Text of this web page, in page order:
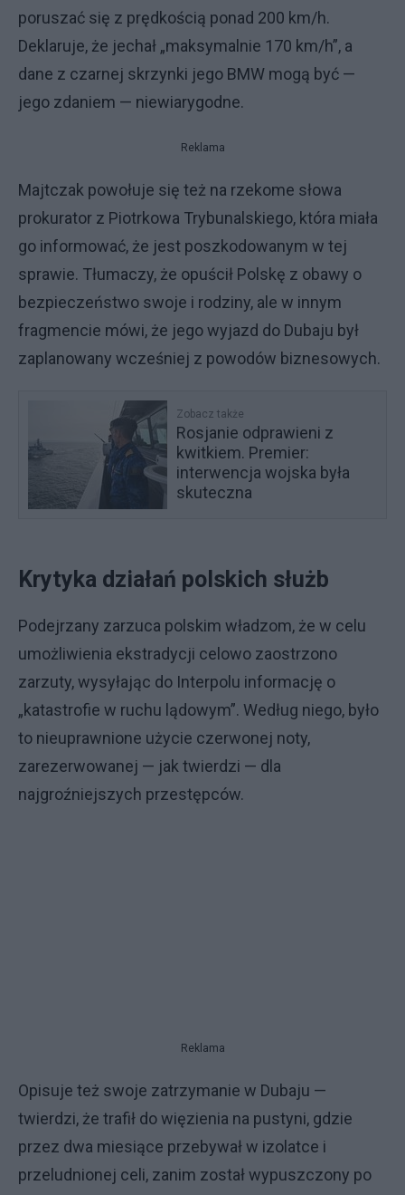
poruszać się z prędkością ponad 200 km/h.
Deklaruje, że jechał „maksymalnie 170 km/h”, a
dane z czarnej skrzynki jego BMW mogą być —
jego zdaniem — niewiarygodne.
Reklama
Majtczak powołuje się też na rzekome słowa
prokurator z Piotrkowa Trybunalskiego, która miała
go informować, że jest poszkodowanym w tej
sprawie. Tłumaczy, że opuścił Polskę z obawy o
bezpieczeństwo swoje i rodziny, ale w innym
fragmencie mówi, że jego wyjazd do Dubaju był
zaplanowany wcześniej z powodów biznesowych.
Zobacz także
Rosjanie odprawieni z
kwitkiem. Premier:
interwencja wojska była
skuteczna
Krytyka działań polskich służb
Podejrzany zarzuca polskim władzom, że w celu
umożliwienia ekstradycji celowo zaostrzono
zarzuty, wysyłając do Interpolu informację o
„katastrofie w ruchu lądowym”. Według niego, było
to nieuprawnione użycie czerwonej noty,
zarezerwowanej — jak twierdzi — dla
najgroźniejszych przestępców.
Reklama
Opisuje też swoje zatrzymanie w Dubaju —
twierdzi, że trafił do więzienia na pustyni, gdzie
przez dwa miesiące przebywał w izolatce i
przeludnionej celi, zanim został wypuszczony po